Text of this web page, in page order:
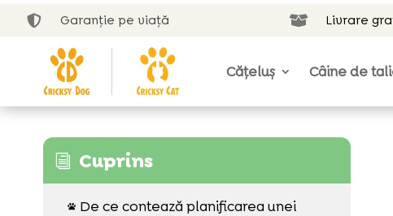
 Garanție pe viață  Livrare
Cățeluș Câine de
i Cuprins

De ce contează planificarea unei